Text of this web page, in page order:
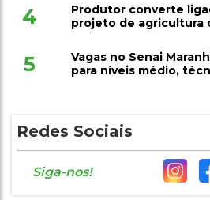
4
Produtor converte
projeto de agricultura
5
Vagas no Senai
para níveis médio,
Redes Sociais
Siga-nos!